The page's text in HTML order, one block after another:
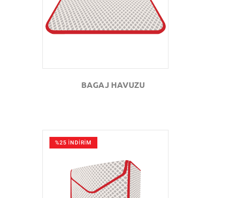
GÖZAT
BAGAJ HAVUZU
%25 İNDİRİM
GÖZAT